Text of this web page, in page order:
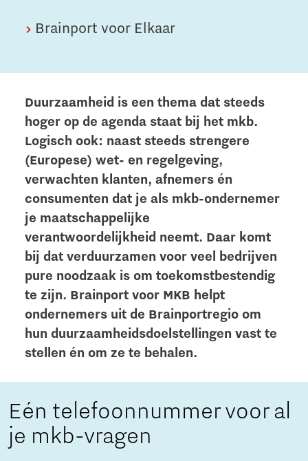
Brainport voor Elkaar
Duurzaamheid is een thema dat steeds
hoger op de agenda staat bij het mkb.
Logisch ook: naast steeds strengere
(Europese) wet- en regelgeving,
verwachten klanten, afnemers én
consumenten dat je als mkb-ondernemer
je maatschappelijke
verantwoordelijkheid neemt. Daar komt
bij dat verduurzamen voor veel bedrijven
pure noodzaak is om toekomstbestendig
te zijn. Brainport voor MKB helpt
ondernemers uit de Brainportregio om
hun duurzaamheidsdoelstellingen vast te
stellen én om ze te behalen.
Eén telefoonnummer voor al
je mkb-vragen